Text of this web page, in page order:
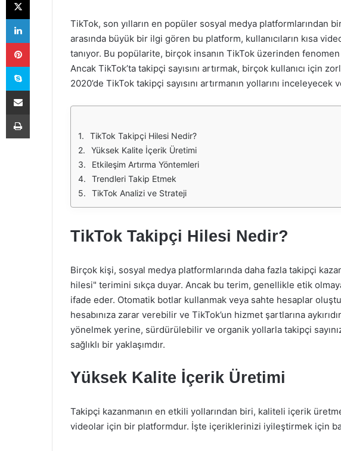
TikTok, son yılların en popüler sosyal medya platformlarından
arasında büyük bir ilgi gören bu platform, kullanıcıların kısa
tanıyor. Bu popülarite, birçok insanın TikTok üzerinden
Ancak TikTok’ta takipçi sayısını artırmak, birçok kullanıcı için
2020’de TikTok takipçi sayısını artırmanın yollarını inceleyecek
TikTok Takipçi Hilesi Nedir?
Yüksek Kalite İçerik Üretimi
Etkileşim Artırma Yöntemleri
Trendleri Takip Etmek
TikTok Analizi ve Strateji
TikTok Takipçi Hilesi Nedir?
Birçok kişi, sosyal medya platformlarında daha fazla takipçi
hilesi" terimini sıkça duyar. Ancak bu terim, genellikle etik
ifade eder. Otomatik botlar kullanmak veya sahte hesaplar
hesabınıza zarar verebilir ve TikTok’un hizmet şartlarına
yönelmek yerine, sürdürülebilir ve organik yollarla takipçi
sağlıklı bir yaklaşımdır.
Yüksek Kalite İçerik Üretimi
Takipçi kazanmanın en etkili yollarından biri, kaliteli içerik
videolar için bir platformdur. İşte içeriklerinizi iyileştirmek için
LinkedIn
Pinterest
Skype
E-Posta ile paylaş